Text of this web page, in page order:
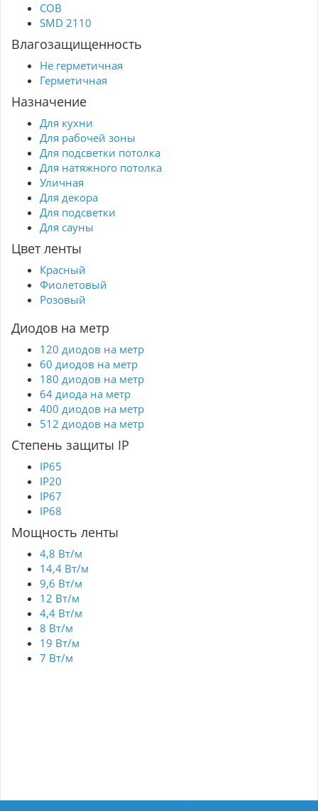
Токоограничительные резисторы (защищают
ленту от перегрева)
Клеевой слой на оборотной стороне
" Используется для основного внутреннего
освещения, а также для декоративной
Премиум качество: низкое энергопотребление
Ленту можно резать на секции в специально
указанных местах
в плохо вентилируемых нишах и закрытых
COB
SMD 2110
Влагозащищенность
Не герметичная
Герметичная
Назначение
Для кухни
Для рабочей зоны
Для подсветки потолка
Для натяжного потолка
Уличная
Для декора
Для подсветки
Для сауны
Цвет ленты
Красный
Фиолетовый
Розовый
Диодов на метр
120 диодов на метр
60 диодов на метр
180 диодов на метр
64 диода на метр
400 диодов на метр
512 диодов на метр
Степень защиты IP
IP65
IP20
IP67
IP68
Мощность ленты
4,8 Вт/м
14,4 Вт/м
9,6 Вт/м
12 Вт/м
4,4 Вт/м
8 Вт/м
19 Вт/м
7 Вт/м